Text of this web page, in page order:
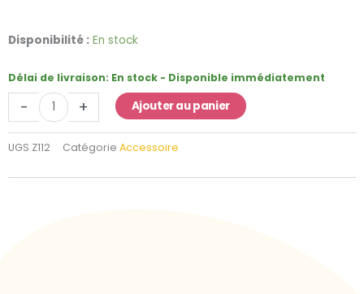
Disponibilité : En stock
Délai de livraison: En stock - Disponible immédiatement
-
quantité
Soufflerie
Huawei
REH-
1.5E
–
+ Ajouter au panier
UGS Z112 Catégorie Accessoire